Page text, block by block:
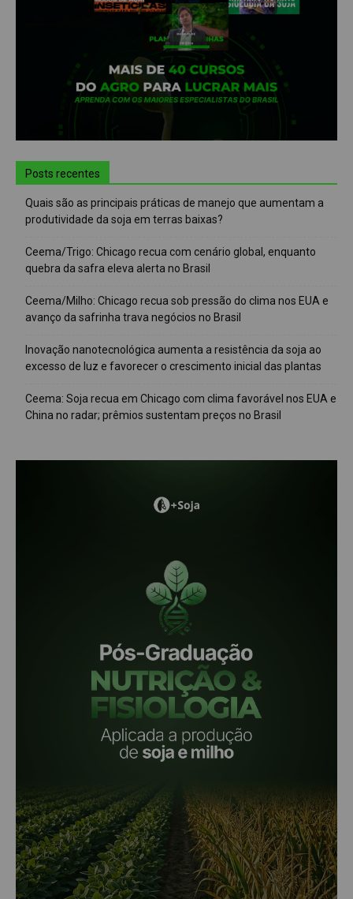
Posts recentes
Quais são as principais práticas de manejo que aumentam a
produtividade da soja em terras baixas?
Ceema/Trigo: Chicago recua com cenário global, enquanto
quebra da safra eleva alerta no Brasil
Ceema/Milho: Chicago recua sob pressão do clima nos EUA e
avanço da safrinha trava negócios no Brasil
Inovação nanotecnológica aumenta a resistência da soja ao
excesso de luz e favorecer o crescimento inicial das plantas
Ceema: Soja recua em Chicago com clima favorável nos EUA e
China no radar; prêmios sustentam preços no Brasil